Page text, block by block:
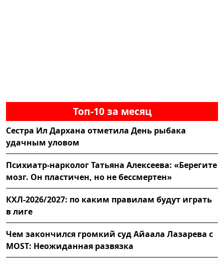
Топ-10 за месяц
Сестра Ил Дархана отметила День рыбака
удачным уловом
Психиатр-нарколог Татьяна Алексеева: «Берегите
мозг. Он пластичен, но не бессмертен»
КХЛ-2026/2027: по каким правилам будут играть
в лиге
Чем закончился громкий суд Айаала Лазарева с
MOST: Неожиданная развязка